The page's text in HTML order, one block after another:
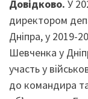
Довідково. У
директором
Дніпра, у 2019-
Шевченка у
участь у
до командира